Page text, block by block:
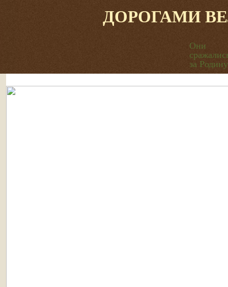
ДОРОГАМИ
Они
за Родину